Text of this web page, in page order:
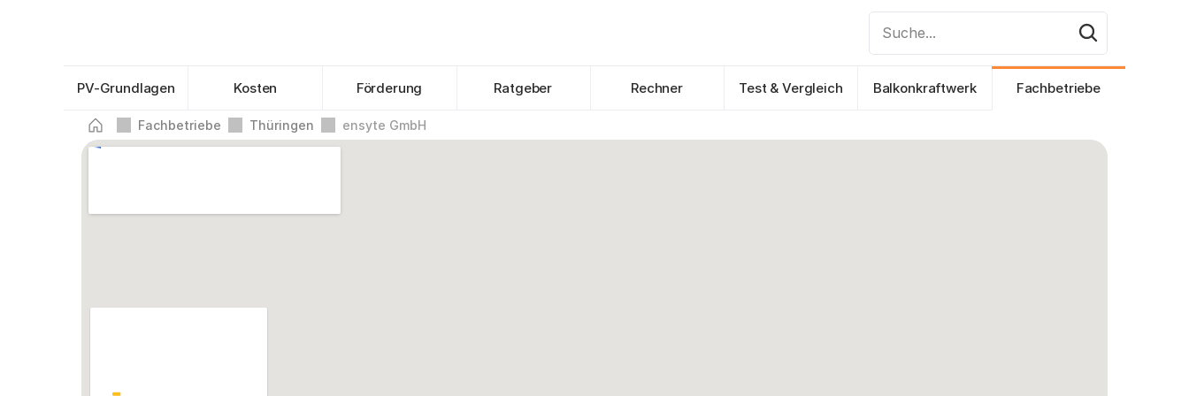
Suche...
PV-Grundlagen Kosten Förderung Ratgeber Rechner Test & Vergleich Balkonkraftwerk Fachbetriebe
Fachbetriebe Thüringen ensyte GmbH